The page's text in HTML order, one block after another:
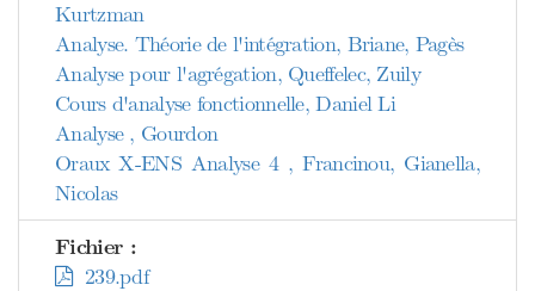
Kurtzman
Analyse. Théorie de l'intégration, Briane, Pagès
Analyse pour l'agrégation, Queffelec, Zuily
Cours d'analyse fonctionnelle, Daniel Li
Analyse , Gourdon
Oraux X-ENS Analyse 4 , Francinou, Gianella,
Nicolas
Fichier :
239.pdf